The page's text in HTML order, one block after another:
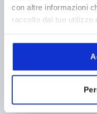
con altre informazioni
raccolto dal tuo utilizzo
1) Fori di montaggio
2) Spessore lamiera
3) Sistema di
4) Sistema di
5) Linguetta K1114
6) Leva girevole